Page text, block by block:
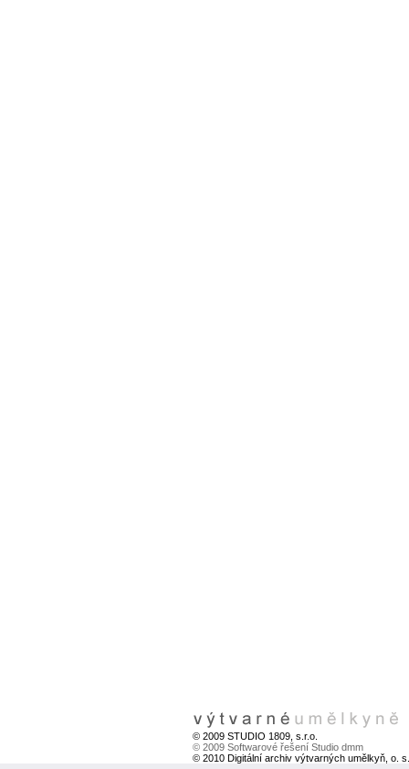
© 2009 STUDIO 1809, s.r.o.
© 2009 Softwarové řešení Studio dmm
© 2010 Digitální archiv výtvarných umělkyň, o. s.